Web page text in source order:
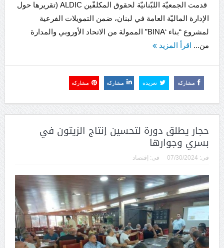
قدمت الجمعيّة اللبّنانيّة لحقوق المكلفّين ALDIC (تقريرها حول
الإدارة الماليّة العامة في لبنان، ضمن التمويلات الفرعية
لمشروع “بناء ‘BINA” الممولة من الاتحاد الأوروبي والمدارة
من... اقرأ المزيد
مشاركة تغريدة مشاركة مشاركة
حجار يطلق دورة لتحسين إنتاج الزيتون في
بسري وجوارها
فى: 07/30/2024 فى: إقتصاد